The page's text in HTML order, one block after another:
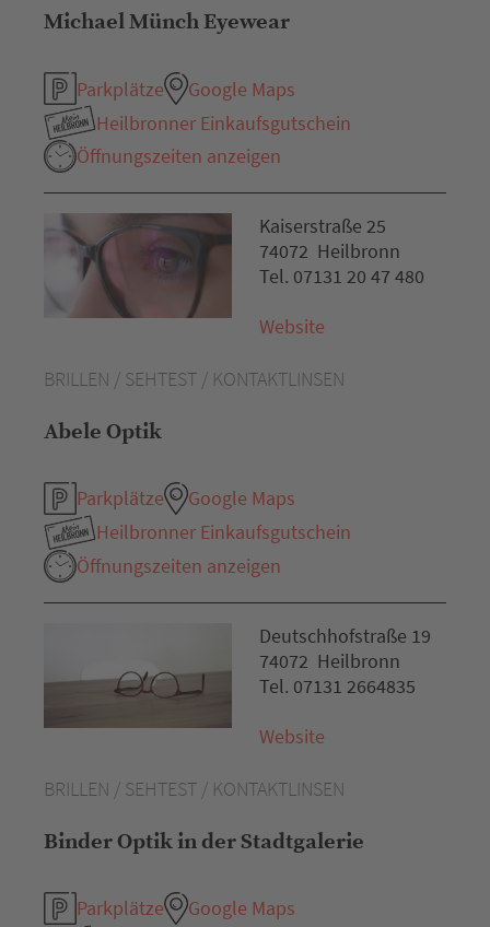
Michael Münch Eyewear
Parkplätze
Google Maps
Heilbronner Einkaufsgutschein
Öffnungszeiten anzeigen
BRILLEN / SEHTEST / KONTAKTLINSEN
Abele Optik
Parkplätze
Google Maps
Heilbronner Einkaufsgutschein
Öffnungszeiten anzeigen
Kaiserstraße 25
74072 Heilbronn
Tel. 07131 20 47 480
Website
BRILLEN / SEHTEST / KONTAKTLINSEN
Binder Optik in der Stadtgalerie
Parkplätze
Google Maps
Deutschhofstraße 19
74072 Heilbronn
Tel. 07131 2664835
Website